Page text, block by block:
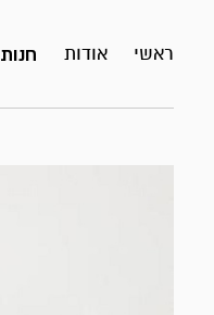
ראשי אודות חנות